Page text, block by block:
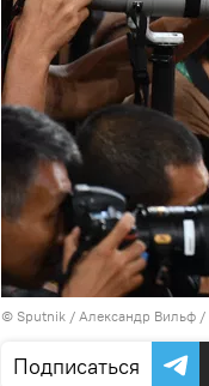
© Sputnik / Александр Вильф /
Подписаться